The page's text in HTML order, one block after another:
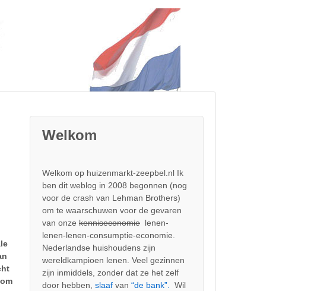
Welkom
Welkom op huizenmarkt-zeepbel.nl Ik
ben dit weblog in 2008 begonnen (nog
voor de crash van Lehman Brothers)
om te waarschuwen voor de gevaren
van onzekenniseconomie lenen-
lenen-lenen-consumptie-economie.
Nederlandse huishoudens zijn
wereldkampioen lenen. Veel gezinnen
zijn inmiddels, zonder dat ze het zelf
door hebben,slaaf van“de bank”. Wil